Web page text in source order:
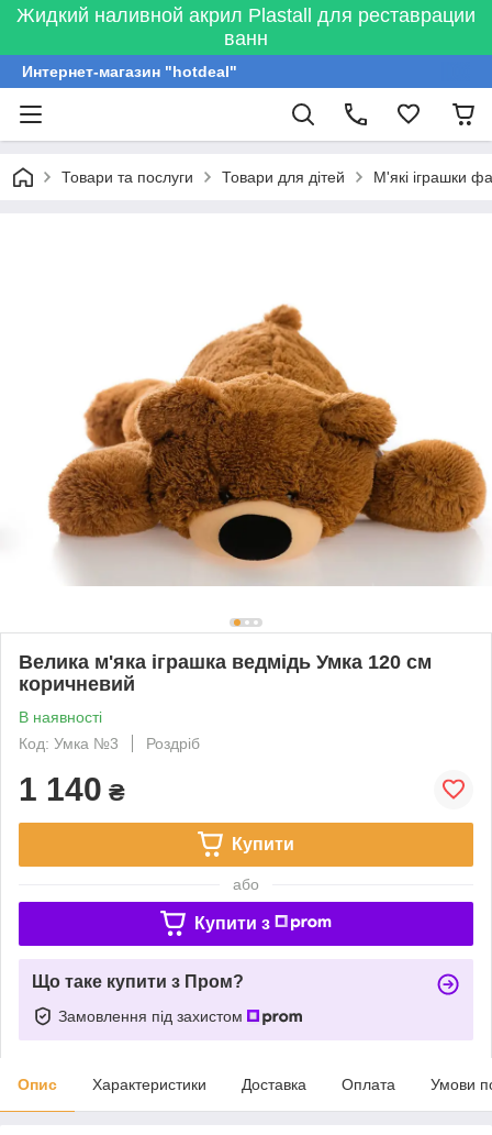
Жидкий наливной акрил Plastall для реставрации
ванн
Интернет-магазин "hotdeal"
Товари та послуги Товари для дітей М'які іграшки
Велика м'яка іграшка ведмідь Умка 120 см
коричневий
В наявності
Код: Умка №3
Роздріб
1 140 ₴
Купити
або
Купити з
Що таке купити з Пром?
Замовлення під захистом
Опис Характеристики Доставка Оплата Умови